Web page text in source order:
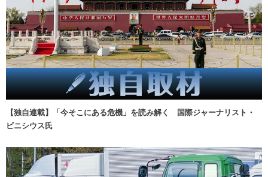
【独自連載】「今そこにある危機」を読み解く 国際ジャーナリスト・
ビニシウス氏